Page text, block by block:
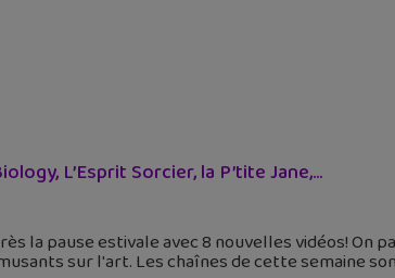
L’Esprit Sorcier, la P’tite Jane,...
la pause estivale avec 8 nouvelles vidéos! On
sur l'art. Les chaînes de cette semaine